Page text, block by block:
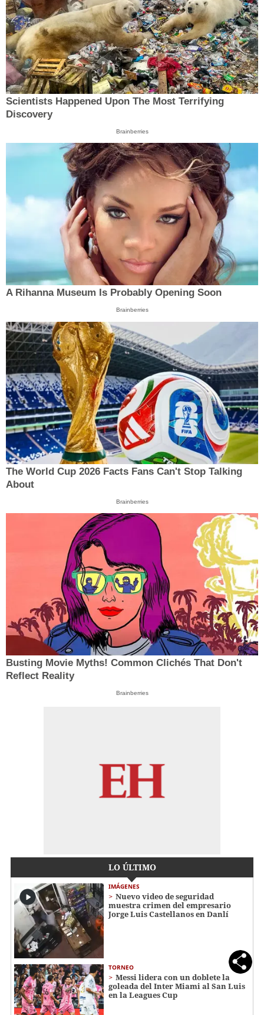
Scientists Happened Upon The Most Terrifying
Discovery
Brainberries
A Rihanna Museum Is Probably Opening Soon
Brainberries
The World Cup 2026 Facts Fans Can't Stop Talking
About
Brainberries
Busting Movie Myths! Common Clichés That Don't
Reflect Reality
Brainberries
LO ÚLTIMO
IMÁGENES
Nuevo video de seguridad
muestra crimen del empresario
Jorge Luis Castellanos en Danlí
TORNEO
Messi lidera con un doblete la
goleada del Inter Miami al San Luis
en la Leagues Cup